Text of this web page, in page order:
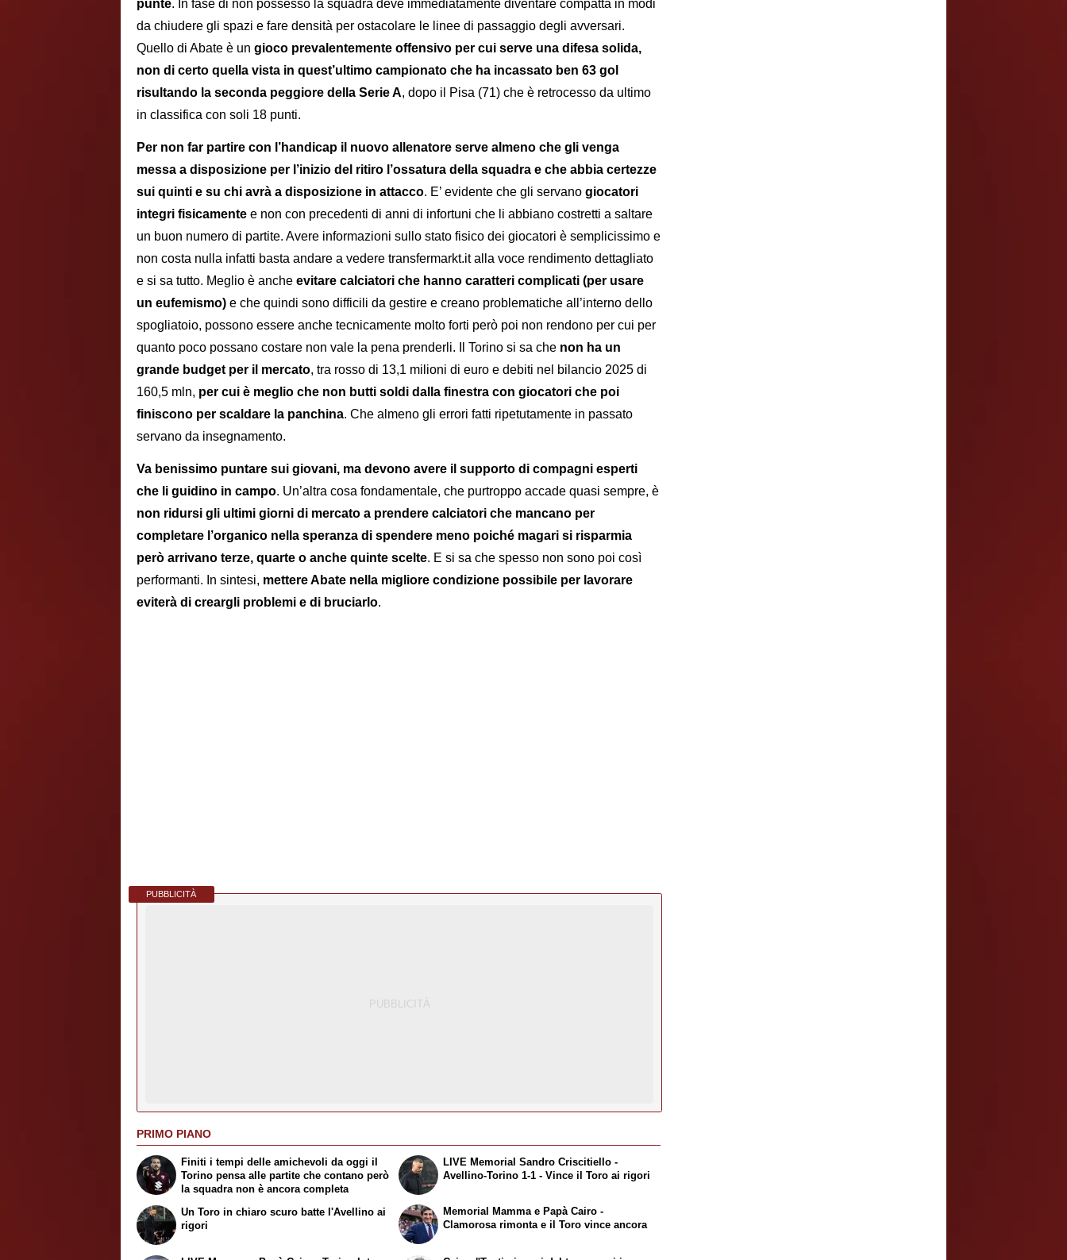
punte. In fase di non possesso la squadra deve immediatamente diventare compatta in modi
da chiudere gli spazi e fare densità per ostacolare le linee di passaggio degli avversari.
Quello di Abate è un gioco prevalentemente offensivo per cui serve una difesa solida,
non di certo quella vista in quest’ultimo campionato che ha incassato ben 63 gol
risultando la seconda peggiore della Serie A, dopo il Pisa (71) che è retrocesso da ultimo
in classifica con soli 18 punti.
Per non far partire con l’handicap il nuovo allenatore serve almeno che gli venga
messa a disposizione per l’inizio del ritiro l’ossatura della squadra e che abbia certezze
sui quinti e su chi avrà a disposizione in attacco. E’ evidente che gli servano giocatori
integri fisicamente e non con precedenti di anni di infortuni che li abbiano costretti a saltare
un buon numero di partite. Avere informazioni sullo stato fisico dei giocatori è semplicissimo e
non costa nulla infatti basta andare a vedere transfermarkt.it alla voce rendimento dettagliato
e si sa tutto. Meglio è anche evitare calciatori che hanno caratteri complicati (per usare
un eufemismo) e che quindi sono difficili da gestire e creano problematiche all’interno dello
spogliatoio, possono essere anche tecnicamente molto forti però poi non rendono per cui per
quanto poco possano costare non vale la pena prenderli. Il Torino si sa che non ha un
grande budget per il mercato, tra rosso di 13,1 milioni di euro e debiti nel bilancio 2025 di
160,5 mln, per cui è meglio che non butti soldi dalla finestra con giocatori che poi
finiscono per scaldare la panchina. Che almeno gli errori fatti ripetutamente in passato
servano da insegnamento.
Va benissimo puntare sui giovani, ma devono avere il supporto di compagni esperti
che li guidino in campo. Un’altra cosa fondamentale, che purtroppo accade quasi sempre, è
non ridursi gli ultimi giorni di mercato a prendere calciatori che mancano per
completare l’organico nella speranza di spendere meno poiché magari si risparmia
però arrivano terze, quarte o anche quinte scelte. E si sa che spesso non sono poi così
performanti. In sintesi, mettere Abate nella migliore condizione possibile per lavorare
eviterà di creargli problemi e di bruciarlo.
PUBBLICITÀ
PRIMO PIANO
Finiti i tempi delle amichevoli da oggi il
Torino pensa alle partite che contano però
la squadra non è ancora completa
Un Toro in chiaro scuro batte l'Avellino ai
rigori
LIVE Memorial Sandro Criscitiello -
Avellino-Torino 1-1 - Vince il Toro ai rigori
Memorial Mamma e Papà Cairo -
Clamorosa rimonta e il Toro vince ancora